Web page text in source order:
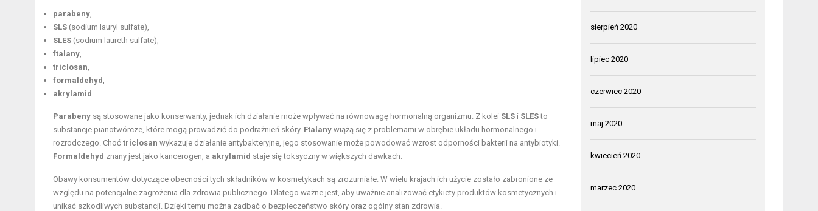
parabeny
SLS (sodium lauryl sulfate),
SLES (sodium laureth sulfate),
ftalany
triclosan
formaldehyd
akrylamid
Parabeny są stosowane jako konserwanty, jednak ich działanie może wpływać na równowagę hormonalną organizmu. Z kolei SLS i SLESto
substancje pianotwórcze, które mogą prowadzić do podrażnień skóry. Ftalany wiążą się z problemami w obrębie układu hormonalnego i
rozrodczego. Choć triclosan wykazuje działanie antybakteryjne, jego stosowanie może powodować wzrost odporności bakterii na antybiotyki.
Formaldehyd znany jest jako kancerogen, a akrylamid staje się toksyczny w większych dawkach.
Obawy konsumentów dotyczące obecności tych składników w kosmetykach są zrozumiałe. W wielu krajach ich użycie zostało zabronione ze
względu na potencjalne zagrożenia dla zdrowia publicznego. Dlatego ważne jest, aby uważnie analizować etykiety produktów kosmetycznych i
unikać szkodliwych substancji. Dzięki temu można zadbać o bezpieczeństwo skóry oraz ogólny stan zdrowia.
sierpień 2020
lipiec 2020
czerwiec 2020
maj 2020
kwiecień 2020
marzec 2020